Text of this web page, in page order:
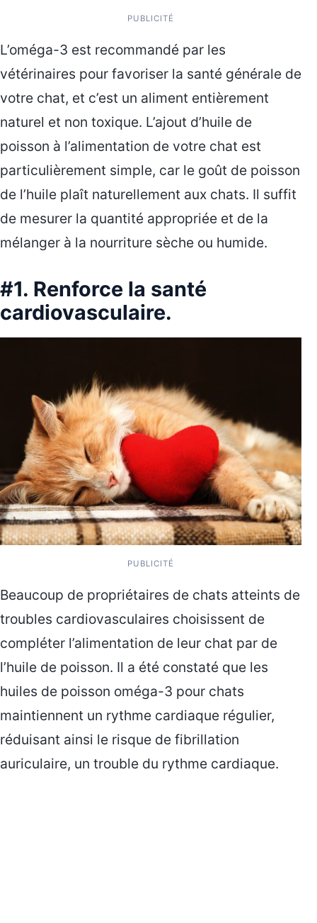
PUBLICITÉ
L’oméga-3 est recommandé par les
vétérinaires pour favoriser la santé générale de
votre chat, et c’est un aliment entièrement
naturel et non toxique. L’ajout d’huile de
poisson à l’alimentation de votre chat est
particulièrement simple, car le goût de poisson
de l’huile plaît naturellement aux chats. Il suffit
de mesurer la quantité appropriée et de la
mélanger à la nourriture sèche ou humide.
#1. Renforce la santé
cardiovasculaire.
PUBLICITÉ
Beaucoup de propriétaires de chats atteints de
troubles cardiovasculaires choisissent de
compléter l’alimentation de leur chat par de
l’huile de poisson. Il a été constaté que les
huiles de poisson oméga-3 pour chats
maintiennent un rythme cardiaque régulier,
réduisant ainsi le risque de fibrillation
auriculaire, un trouble du rythme cardiaque.